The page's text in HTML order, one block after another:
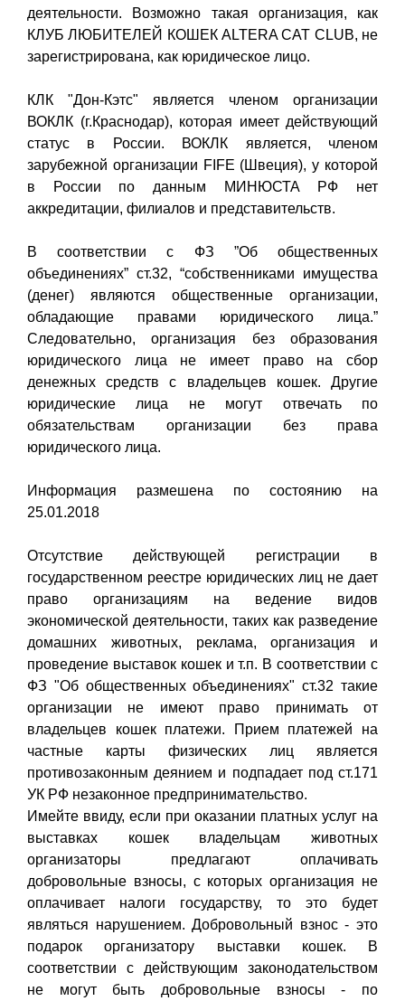
деятельности. Возможно такая организация, как
КЛУБ ЛЮБИТЕЛЕЙ КОШЕК ALTERA CAT CLUB, не
зарегистрирована, как юридическое лицо.
КЛК "Дон-Кэтс" является членом организации
ВОКЛК (г.Краснодар), которая имеет действующий
статус в России. ВОКЛК является, членом
зарубежной организации FIFE (Швеция), у которой
в России по данным МИНЮСТА РФ нет
аккредитации, филиалов и представительств.
В соответствии с ФЗ ”Об общественных
объединениях” ст.32, “собственниками имущества
(денег) являются общественные организации,
обладающие правами юридического лица.”
Следовательно, организация без образования
юридического лица не имеет право на сбор
денежных средств с владельцев кошек. Другие
юридические лица не могут отвечать по
обязательствам организации без права
юридического лица.
Информация размешена по состоянию на
25.01.2018
Отсутствие действующей регистрации в
государственном реестре юридических лиц не дает
право организациям на ведение видов
экономической деятельности, таких как разведение
домашних животных, реклама, организация и
проведение выставок кошек и т.п. В соответствии с
ФЗ "Об общественных объединениях" ст.32 такие
организации не имеют право принимать от
владельцев кошек платежи. Прием платежей на
частные карты физических лиц является
противозаконным деянием и подпадает под ст.171
УК РФ незаконное предпринимательство.
Имейте ввиду, если при оказании платных услуг на
выставках кошек владельцам животных
организаторы предлагают оплачивать
добровольные взносы, с которых организация не
оплачивает налоги государству, то это будет
являться нарушением. Добровольный взнос - это
подарок организатору выставки кошек. В
соответствии с действующим законодательством
не могут быть добровольные взносы - по